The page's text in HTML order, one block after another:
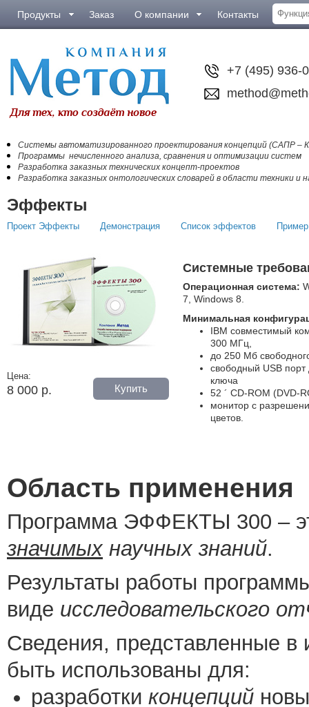
Продукты Заказ О компании Контакты
+7 (495) 936-
Системы автоматизированного проектирования концепций (САПР –
Программы нечисленного анализа, сравнения и оптимизации систем
Разработка заказных технических концепт-проектов
Разработка заказных онтологических словарей в области техники и
Эффекты
Проект Эффекты Демонстрация Список эффектов
Цена:
8 000 р. Купить
Системные
Операционная система:
7, Windows 8.
Минимальная
IBM совместимый
300 МГц,
до 250 Мб
свободный USB
ключа
52 ´ CD-ROM (DVD-
монитор с
цветов.
Область применения
Программа ЭФФЕКТЫ 300 –
значимых научных знаний.
Результаты работы
виде исследовательского
Сведения, представленные в
быть использованы для:
разработки концепций